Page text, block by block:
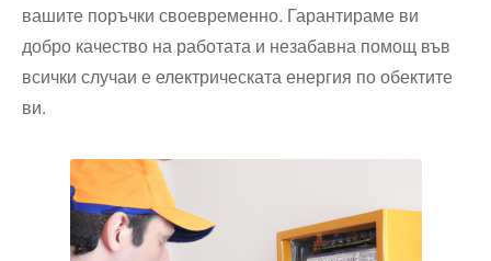
вашите поръчки своевременно. Гарантираме ви
добро качество на работата и незабавна помощ във
всички случаи е електрическата енергия по обектите
ви.